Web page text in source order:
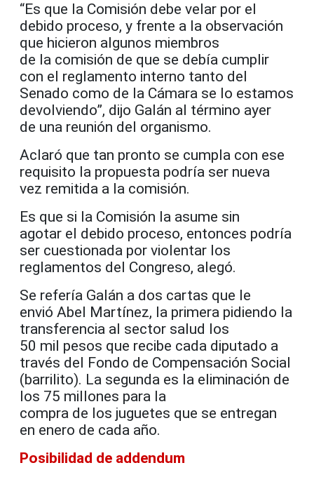
“Es que la Comisión debe velar por el
debido proceso, y frente a la observación
que hicieron algunos miembros
de la comisión de que se debía cumplir
con el reglamento interno tanto del
Senado como de la Cámara se lo estamos
devolviendo”, dijo Galán al término ayer
de una reunión del organismo.
Aclaró que tan pronto se cumpla con ese
requisito la propuesta podría ser nueva
vez remitida a la comisión.
Es que si la Comisión la asume sin
agotar el debido proceso, entonces podría
ser cuestionada por violentar los
reglamentos del Congreso, alegó.
Se refería Galán a dos cartas que le
envió Abel Martínez, la primera pidiendo la
transferencia al sector salud los
50 mil pesos que recibe cada diputado a
través del Fondo de Compensación Social
(barrilito). La segunda es la eliminación de
los 75 millones para la
compra de los juguetes que se entregan
en enero de cada año.
Posibilidad de addendum